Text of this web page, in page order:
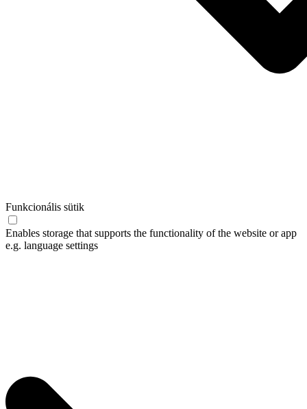
Funkcionális sütik
Enables storage that supports the functionality of the website or app
e.g. language settings